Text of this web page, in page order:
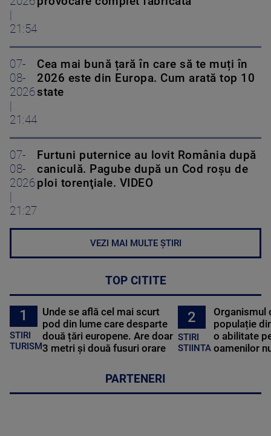
21:54
07-
08-
2026
21:44
Cea mai bună țară în care să te muți în
2026 este din Europa. Cum arată top 10
state
07-
08-
2026
21:27
Furtuni puternice au lovit România după
caniculă. Pagube după un Cod roşu de
ploi torenţiale. VIDEO
VEZI MAI MULTE ȘTIRI
TOP CITITE
1
STIRI
TURISM
Unde se află cel mai scurt
pod din lume care desparte
două țări europene. Are doar
3 metri și două fusuri orare
2
STIRI
STIINTA
Organismul
populație
o abilitate
oamenilor
PARTENERI